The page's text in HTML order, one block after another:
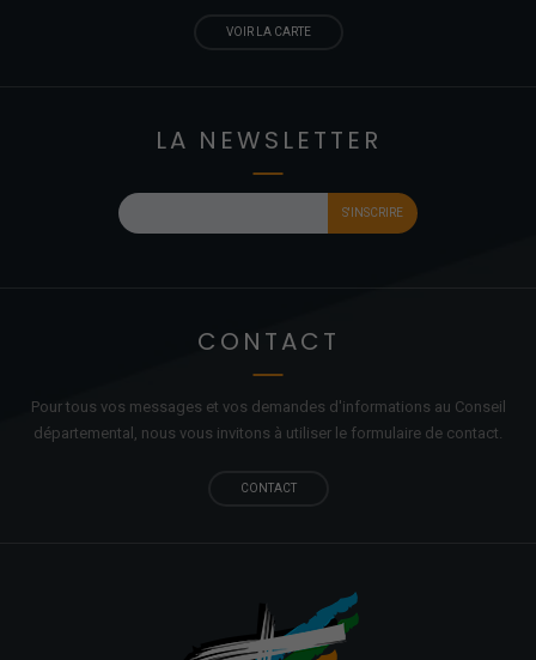
VOIR LA CARTE
LA NEWSLETTER
CONTACT
Pour tous vos messages et vos demandes d'informations au Conseil
départemental, nous vous invitons à utiliser le formulaire de contact.
CONTACT